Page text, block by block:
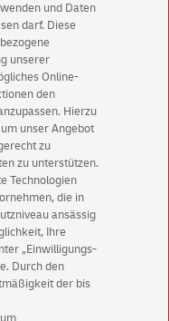
und
sichern.
und Daten
darf. Diese
unserer
Online-
den
Hierzu
unser Angebot
zu
zu unterstützen.
Technologien
die in
ansässig
Ihre
„Einwilligungs-
Durch den
der bis